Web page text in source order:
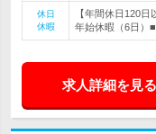
休日
休暇
【年間休日120
年始休暇（6日）
求人詳細を見る